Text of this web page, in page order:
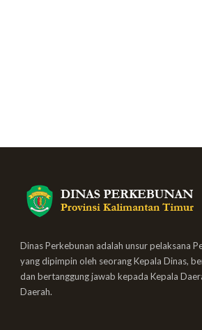
Dinas Perkebunan adalah unsur pelaksana
yang dipimpin oleh seorang Kepala Dinas,
dan bertanggung jawab kepada Kepala
Daerah.